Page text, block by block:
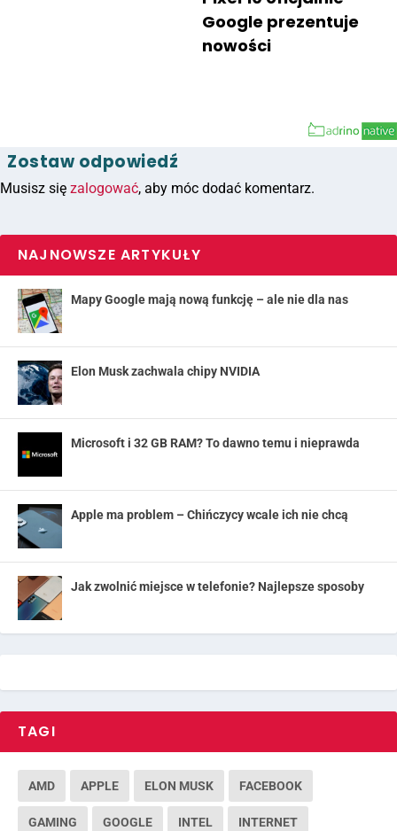
Google prezentuje
nowości
Zostaw odpowiedź
Musisz się zalogować, aby móc dodać komentarz.
NAJNOWSZE ARTYKUŁY
Mapy Google mają nową funkcję – ale nie dla nas
Elon Musk zachwala chipy NVIDIA
Microsoft i 32 GB RAM? To dawno temu i nieprawda
Apple ma problem – Chińczycy wcale ich nie chcą
Jak zwolnić miejsce w telefonie? Najlepsze sposoby
TAGI
AMD APPLE ELON MUSK FACEBOOK
GAMING GOOGLE INTEL INTERNET